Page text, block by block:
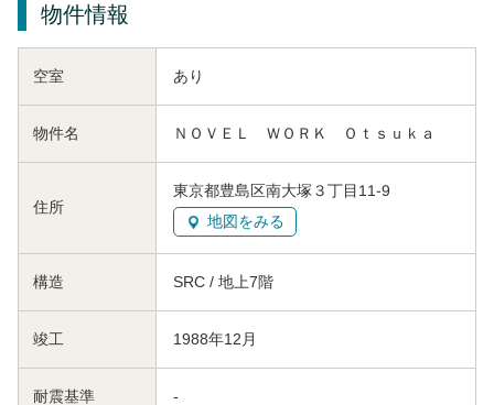
物件情報
空室 あり
物件名 ＮＯＶＥＬ ＷＯＲＫ Ｏｔｓｕｋａ
住所
東京都豊島区南大塚３丁目11-9
地図をみる
構造 SRC / 地上7階
竣工 1988年12月
耐震基準 -